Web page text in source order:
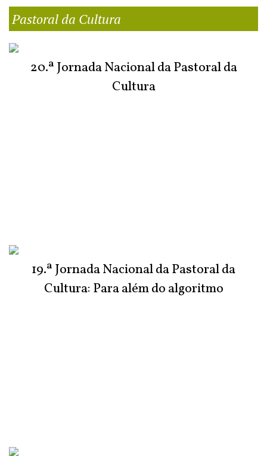
Pastoral da Cultura
20.ª Jornada Nacional da Pastoral da
Cultura
19.ª Jornada Nacional da Pastoral da
Cultura: Para além do algoritmo